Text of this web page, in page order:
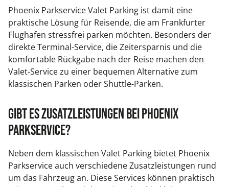
Phoenix Parkservice Valet Parking ist damit eine
praktische Lösung für Reisende, die am Frankfurter
Flughafen stressfrei parken möchten. Besonders der
direkte Terminal-Service, die Zeitersparnis und die
komfortable Rückgabe nach der Reise machen den
Valet-Service zu einer bequemen Alternative zum
klassischen Parken oder Shuttle-Parken.
Gibt es Zusatzleistungen bei Phoenix
Parkservice?
Neben dem klassischen Valet Parking bietet Phoenix
Parkservice auch verschiedene Zusatzleistungen rund
um das Fahrzeug an. Diese Services können praktisch